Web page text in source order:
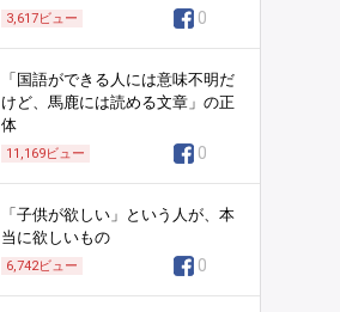
3,617ビュー 0
「国語ができる人には意味不明だ
けど、馬鹿には読める文章」の正
体
11,169ビュー 0
「子供が欲しい」という人が、本
当に欲しいもの
6,742ビュー 0